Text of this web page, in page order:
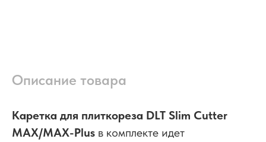
Описание товара
Каретка для плиткореза DLT Slim Cutter
MAX/MAX-Plus в комплекте идет